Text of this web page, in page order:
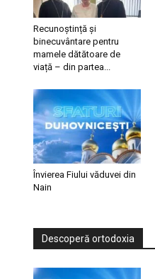
Recunoștință și
binecuvântare pentru
mamele dătătoare de
viață – din partea...
Învierea Fiului văduvei din
Nain
Descoperă ortodoxia